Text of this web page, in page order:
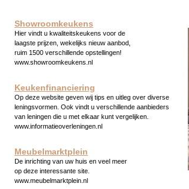
Showroomkeukens
Hier vindt u kwaliteitskeukens voor de
laagste prijzen, wekelijks nieuw aanbod,
ruim 1500 verschillende opstellingen!
www.showroomkeukens.nl
Keukenfinanciering
Op deze website geven wij tips en uitleg over diverse
leningsvormen. Ook vindt u verschillende aanbieders
van leningen die u met elkaar kunt vergelijken.
www.informatieoverleningen.nl
Meubelmarktplein
De inrichting van uw huis en veel meer
op deze interessante site.
www.meubelmarktplein.nl